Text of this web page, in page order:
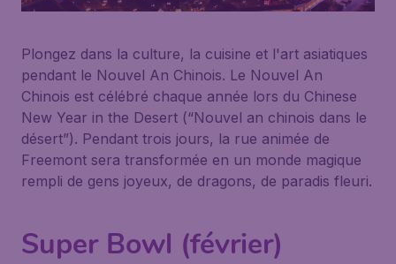
Plongez dans la culture, la cuisine et l'art asiatiques
pendant le Nouvel An Chinois. Le Nouvel An
Chinois est célébré chaque année lors du Chinese
New Year in the Desert (“Nouvel an chinois dans le
désert”). Pendant trois jours, la rue animée de
Freemont sera transformée en un monde magique
rempli de gens joyeux, de dragons, de paradis fleuri.
Super Bowl (février)